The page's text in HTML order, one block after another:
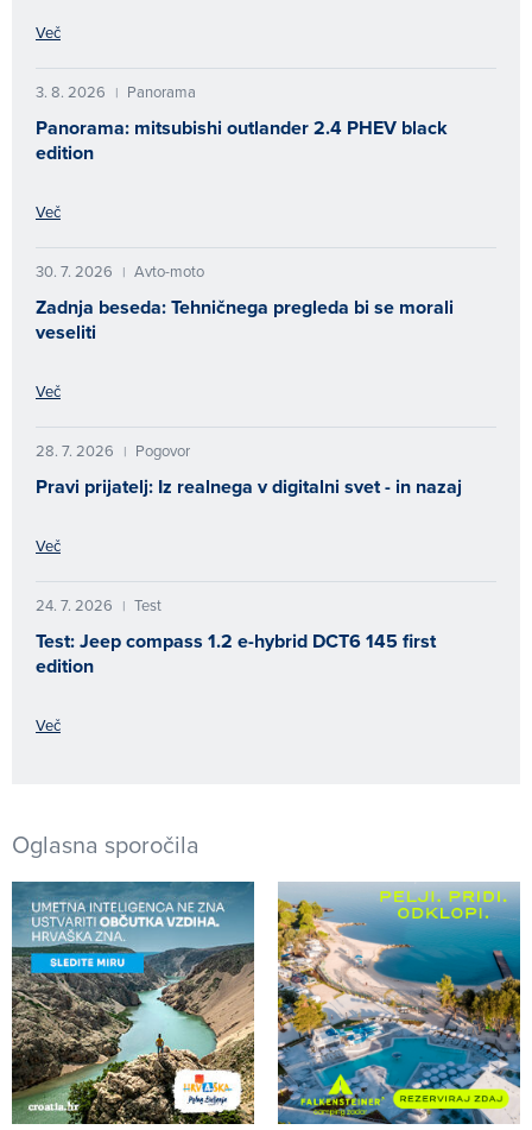
Več
3. 8. 2026 | Panorama
Panorama: mitsubishi outlander 2.4 PHEV black
edition
Več
30. 7. 2026 | Avto-moto
Zadnja beseda: Tehničnega pregleda bi se morali
veseliti
Več
28. 7. 2026 | Pogovor
Pravi prijatelj: Iz realnega v digitalni svet - in nazaj
Več
24. 7. 2026 | Test
Test: Jeep compass 1.2 e-hybrid DCT6 145 first
edition
Več
Oglasna sporočila